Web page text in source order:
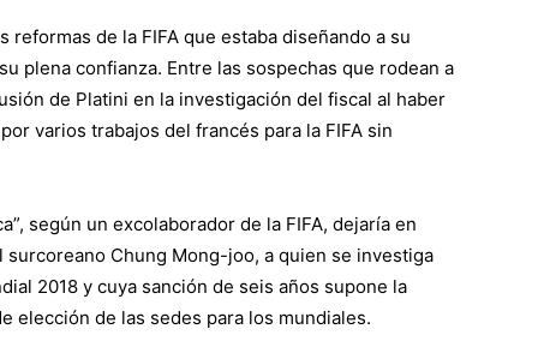
de la FIFA que estaba diseñando a su
plena confianza. Entre las sospechas que rodean a
de Platini en la investigación del fiscal al haber
varios trabajos del francés para la FIFA sin
según un excolaborador de la FIFA, dejaría en
Chung Mong-joo, a quien se investiga
2018 y cuya sanción de seis años supone la
elección de las sedes para los mundiales.